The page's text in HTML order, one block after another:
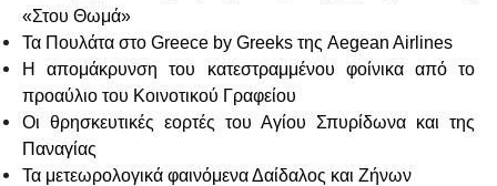
«Στου Θωμά»
Τα Πουλάτα στο Greece by Greeks της Aegean Airlines
Η απομάκρυνση του κατεστραμμένου φοίνικα από το
προαύλιο του Κοινοτικού Γραφείου
Οι θρησκευτικές εορτές του Αγίου Σπυρίδωνα και της
Παναγίας
Τα μετεωρολογικά φαινόμενα Δαίδαλος και Ζήνων